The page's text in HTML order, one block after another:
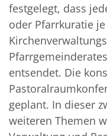
festgelegt, dass
oder Pfarrkuratie
entsendet. Die
geplant. In dieser
weiteren Themen